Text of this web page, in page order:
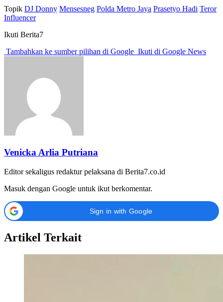
Topik DJ Donny Mensesneg Polda Metro Jaya Prasetyo Hadi Teror
Influencer
Ikuti Berita7
Tambahkan ke sumber pilihan di Google Ikuti di Google News
Venicka Arlia Putriana
Editor sekaligus redaktur pelaksana di Berita7.co.id
Masuk dengan Google untuk ikut berkomentar.
Sign in with Google
Artikel Terkait